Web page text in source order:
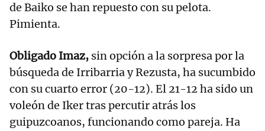
de Baiko se han repuesto con su pelota.
Pimienta.
Obligado Imaz, sin opción a la sorpresa por la
búsqueda de Irribarria y Rezusta, ha sucumbido
con su cuarto error (20-12). El 21-12 ha sido un
voleón de Iker tras percutir atrás los
guipuzcoanos, funcionando como pareja. Ha